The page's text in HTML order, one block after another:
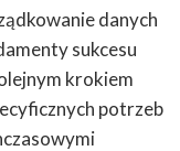
danych
sukcesu
krokiem
potrzeb